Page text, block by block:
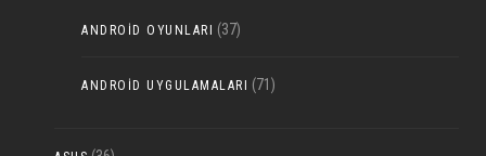
ANDROID OYUNLARI (37)
ANDROID UYGULAMALARI (71)